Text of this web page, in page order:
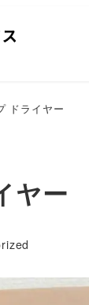
ドライヤー
ヤー